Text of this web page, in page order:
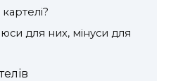
для них, мінуси для